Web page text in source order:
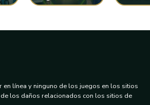
línea y ninguno de los juegos en los sitios
los daños relacionados con los sitios de